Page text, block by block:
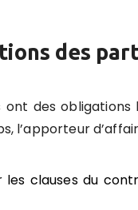
des
ont des obligations
l’apporteur
les clauses du